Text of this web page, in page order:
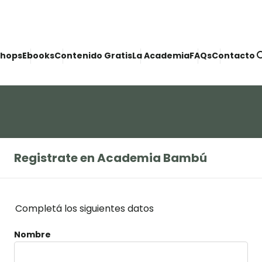
EbooksContenido GratisLa AcademiaFAQsContacto
Registrate en Academia Bambú
Completá los siguientes datos
Nombre